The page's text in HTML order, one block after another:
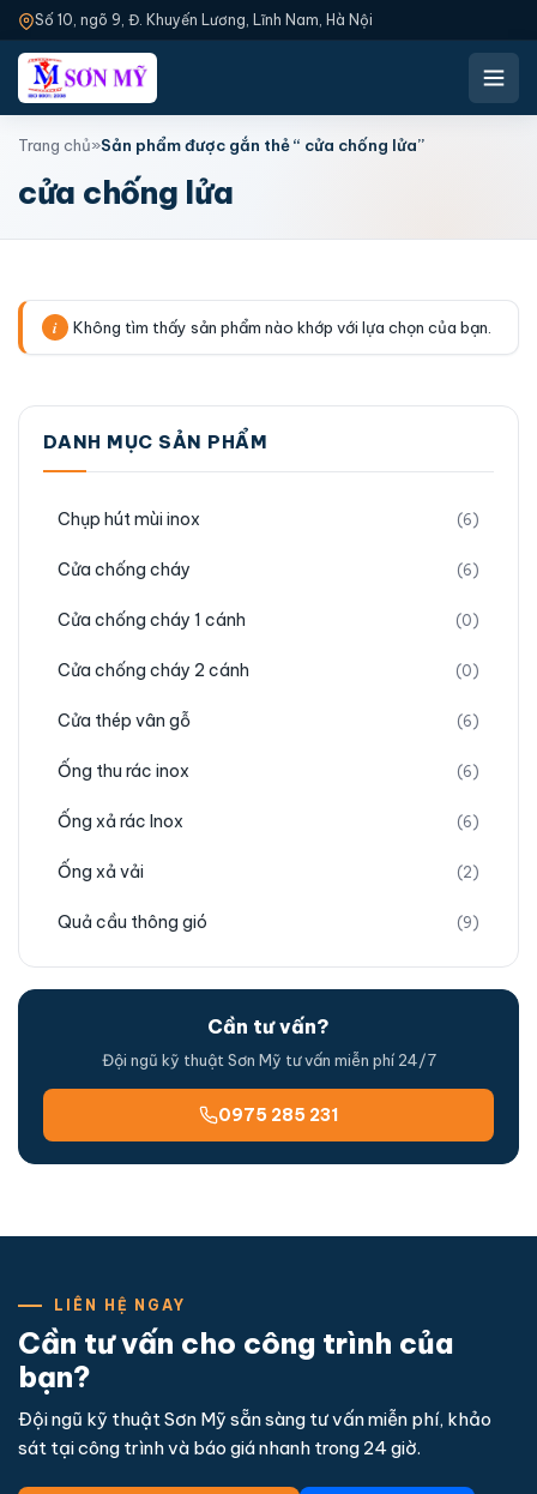
Số 10, ngõ 9, Đ. Khuyến Lương, Lĩnh Nam, Hà Nội
Trang chủ»Sản phẩm được gắn thẻ “ cửa chống lửa”
cửa chống lửa
Không tìm thấy sản phẩm nào khớp với lựa chọn của bạn.
DANH MỤC SẢN PHẨM
Chụp hút mùi inox (6)
Cửa chống cháy (6)
Cửa chống cháy 1 cánh (0)
Cửa chống cháy 2 cánh (0)
Cửa thép vân gỗ (6)
Ống thu rác inox (6)
Ống xả rác Inox (6)
Ống xả vải (2)
Quả cầu thông gió (9)
Cần tư vấn?
Đội ngũ kỹ thuật Sơn Mỹ tư vấn miễn phí 24/7
0975 285 231
LIÊN HỆ NGAY
Cần tư vấn cho công trình của
bạn?
Đội ngũ kỹ thuật Sơn Mỹ sẵn sàng tư vấn miễn phí, khảo
sát tại công trình và báo giá nhanh trong 24 giờ.